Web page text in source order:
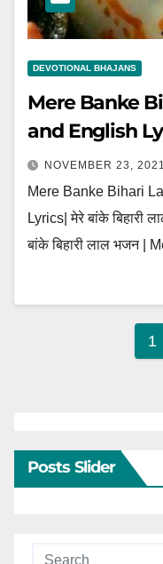
DEVOTIONAL BHAJANS
Mere Banke
and English
NOVEMBER 23, 2021
Mere Banke Bihari
Lyrics| मेरे बांके बिहारी
बांके बिहारी लाल भजन
1
Posts Slider